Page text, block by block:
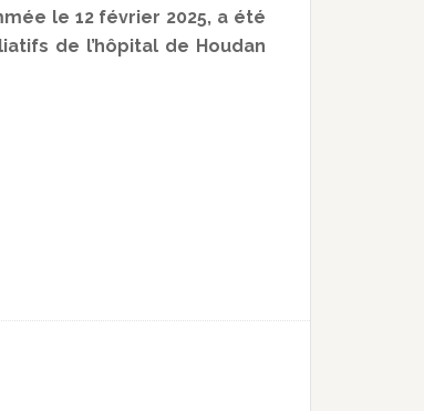
le 12 février 2025, a été
de l’hôpital de Houdan